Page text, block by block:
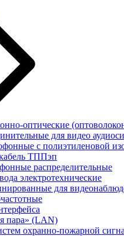
оптические
для видео
с полиэтиленовой
ТППэп
распределительные
электротехнические
для
пара» (LAN)
охранно-пожарной